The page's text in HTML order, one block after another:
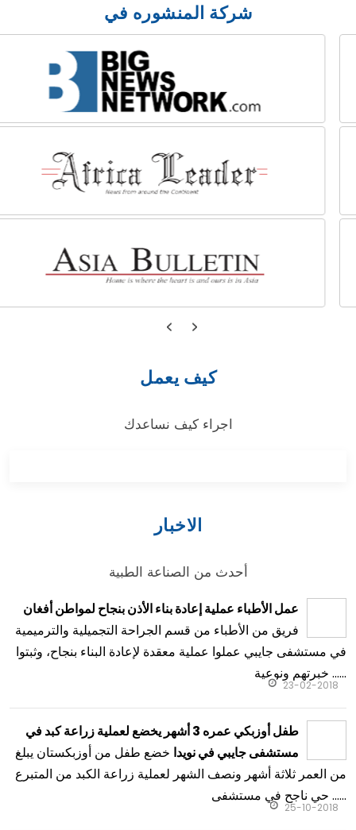
شركة المنشوره في
كيف يعمل
اجراء كيف نساعدك
الاخبار
أحدث من الصناعة الطبية
عمل الأطباء عملية إعادة بناء الأذن بنجاح لمواطن أفغان
فريق من الأطباء من قسم الجراحة التجميلية والترميمية
في مستشفى جايبي عملوا عملية معقدة لإعادة البناء بنجاح، وثبتوا
خبرتهم ونوعية ......
23-02-2018
طفل أوزبكي عمره 3 أشهر يخضع لعملية زراعة كبد في
مستشفى جايبي في نويدا خضع طفل من أوزبكستان يبلغ
من العمر ثلاثة أشهر ونصف الشهر لعملية زراعة الكبد من المتبرع
حي ناجح في مستشفى ......
25-10-2018